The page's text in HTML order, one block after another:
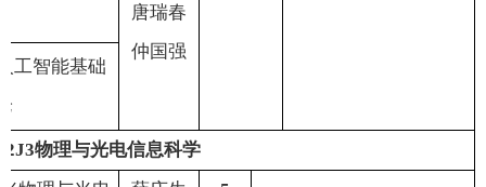
唐瑞春
仲国强
工智能基础
物理与光电信息科学